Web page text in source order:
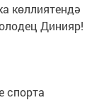
көллиятендә
Динияр!
спорта